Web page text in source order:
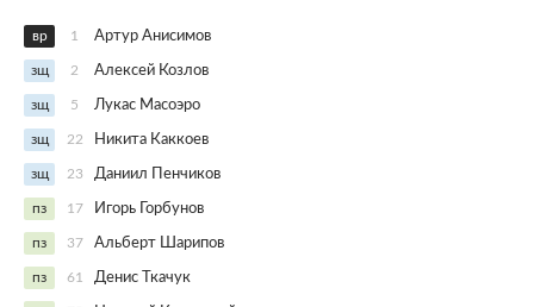
вр 1 Артур Анисимов
зщ 2 Алексей Козлов
зщ 5 Лукас Масоэро
зщ 22 Никита Каккоев
зщ 23 Даниил Пенчиков
пз 17 Игорь Горбунов
пз 37 Альберт Шарипов
пз 61 Денис Ткачук